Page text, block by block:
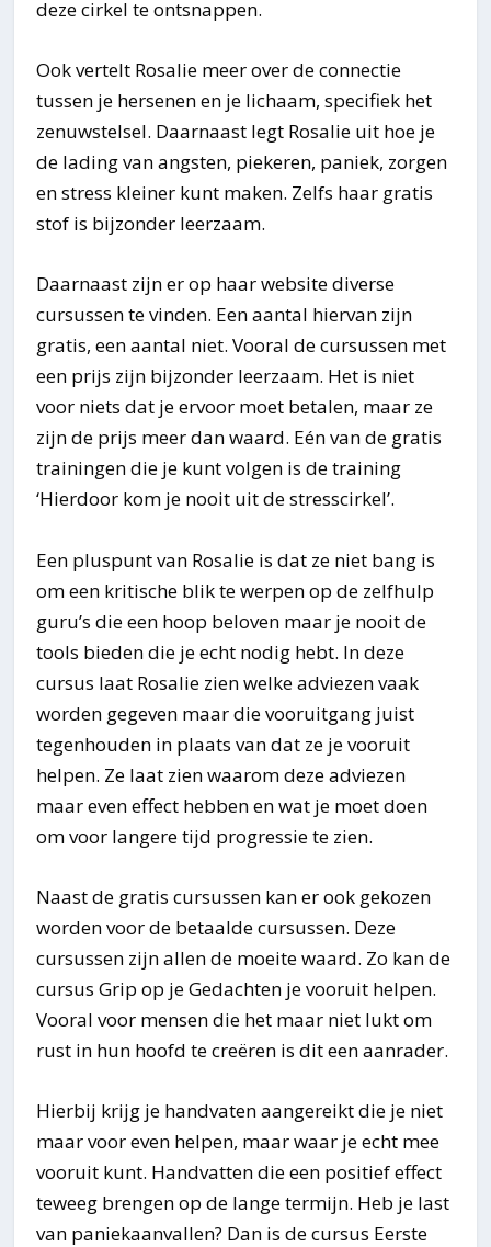
deze cirkel te ontsnappen.
Ook vertelt Rosalie meer over de connectie
tussen je hersenen en je lichaam, specifiek het
zenuwstelsel. Daarnaast legt Rosalie uit hoe je
de lading van angsten, piekeren, paniek, zorgen
en stress kleiner kunt maken. Zelfs haar gratis
stof is bijzonder leerzaam.
Daarnaast zijn er op haar website diverse
cursussen te vinden. Een aantal hiervan zijn
gratis, een aantal niet. Vooral de cursussen met
een prijs zijn bijzonder leerzaam. Het is niet
voor niets dat je ervoor moet betalen, maar ze
zijn de prijs meer dan waard. Eén van de gratis
trainingen die je kunt volgen is de training
‘Hierdoor kom je nooit uit de stresscirkel’.
Een pluspunt van Rosalie is dat ze niet bang is
om een kritische blik te werpen op de zelfhulp
guru’s die een hoop beloven maar je nooit de
tools bieden die je echt nodig hebt. In deze
cursus laat Rosalie zien welke adviezen vaak
worden gegeven maar die vooruitgang juist
tegenhouden in plaats van dat ze je vooruit
helpen. Ze laat zien waarom deze adviezen
maar even effect hebben en wat je moet doen
om voor langere tijd progressie te zien.
Naast de gratis cursussen kan er ook gekozen
worden voor de betaalde cursussen. Deze
cursussen zijn allen de moeite waard. Zo kan de
cursus Grip op je Gedachten je vooruit helpen.
Vooral voor mensen die het maar niet lukt om
rust in hun hoofd te creëren is dit een aanrader.
Hierbij krijg je handvaten aangereikt die je niet
maar voor even helpen, maar waar je echt mee
vooruit kunt. Handvatten die een positief effect
teweeg brengen op de lange termijn. Heb je last
van paniekaanvallen? Dan is de cursus Eerste